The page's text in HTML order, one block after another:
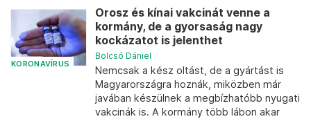
KORONAVÍRUS
Orosz és kínai vakcinát venne a
kormány, de a gyorsaság nagy
kockázatot is jelenthet
Bolcsó Dániel
Nemcsak a kész oltást, de a gyártást is
Magyarországra hoznák, miközben már
javában készülnek a megbízhatóbb nyugati
vakcinák is. A kormány több lábon akar